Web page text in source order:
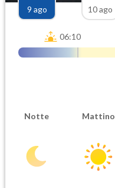
9 ago
10 ago
06:10
Notte Mattino